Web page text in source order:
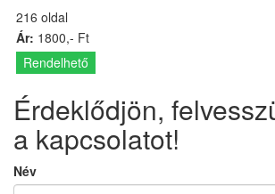
216 oldal
Ár: 1800,- Ft
Rendelhető
Érdeklődjön,
a kapcsolatot!
Név